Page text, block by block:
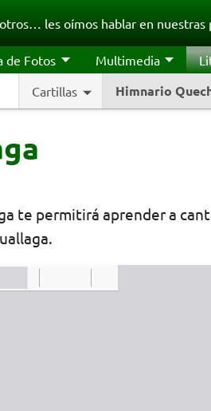
les oímos hablar en nuestras
de Fotos Multimedia
Cartillas
Himnario
te permitirá aprender a